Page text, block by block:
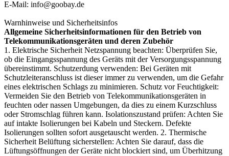
E-Mail: info@goobay.de
Warnhinweise und Sicherheitsinfos
Allgemeine Sicherheitsinformationen für den Betrieb von
Telekommunikationsgeräten und deren Zubehör
1. Elektrische Sicherheit Netzspannung beachten: Überprüfen Sie,
ob die Eingangsspannung des Geräts mit der Versorgungsspannung
übereinstimmt. Schutzerdung verwenden: Bei Geräten mit
Schutzleiteranschluss ist dieser immer zu verwenden, um die Gefahr
eines elektrischen Schlags zu minimieren. Schutz vor Feuchtigkeit:
Vermeiden Sie den Betrieb von Telekommunikationsgeräten in
feuchten oder nassen Umgebungen, da dies zu einem Kurzschluss
oder Stromschlag führen kann. Isolationszustand prüfen: Achten Sie
auf intakte Isolierungen bei Kabeln und Steckern. Defekte
Isolierungen sollten sofort ausgetauscht werden. 2. Thermische
Sicherheit Belüftung sicherstellen: Achten Sie darauf, dass die
Lüftungsöffnungen der Geräte nicht blockiert sind, um Überhitzung